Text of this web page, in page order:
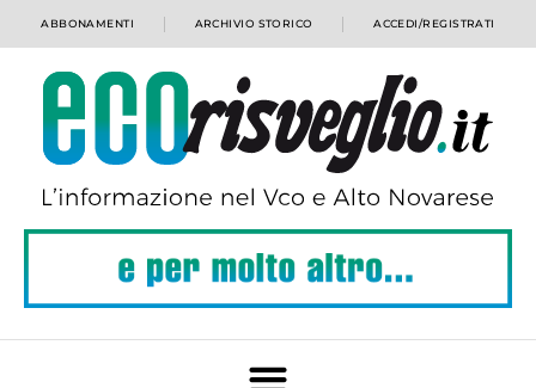
ABBONAMENTI ARCHIVIO STORICO ACCEDI/REGISTRATI